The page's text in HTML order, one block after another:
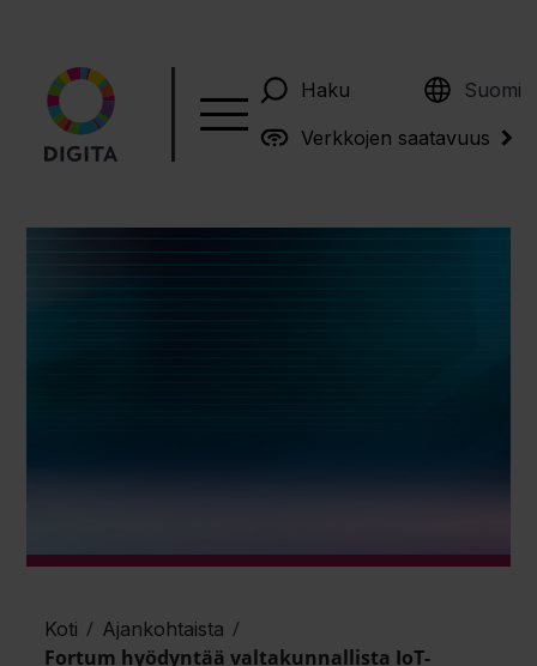
Haku Suomi
English
Verkkojen saatavuus
Koti / Ajankohtaista /
Fortum hyödyntää valtakunnallista IoT-